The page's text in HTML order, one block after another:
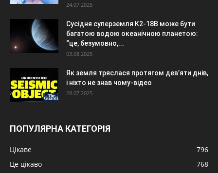
24.07.2025
Сусідня суперземля K2-18B може бути
багатою водою океанічною планетою:
“це, безумовно,...
03.08.2025
Як земля тряслася протягом дев’яти днів,
і ніхто не знав чому-відео
28.07.2025
ПОПУЛЯРНА КАТЕГОРІЯ
Цікаве
796
Це цікаво
768